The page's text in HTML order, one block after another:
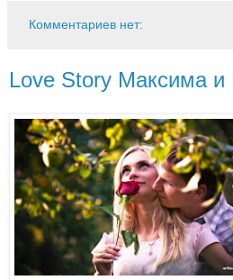
Комментариев нет:
Love Story Максима и